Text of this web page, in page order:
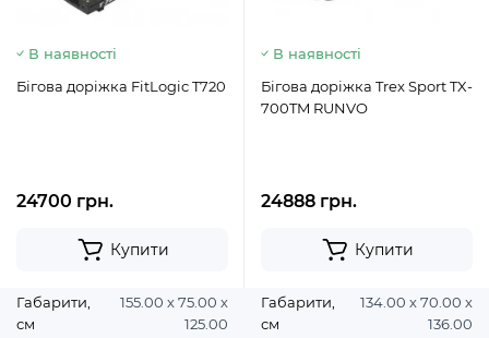
В наявності
Бігова доріжка FitLogic T720
24700 грн.
Купити
Габарити,
см
155.00 х 75.00 х
125.00
В наявності
Бігова доріжка Trex Sport TX-
700TM RUNVO
24888 грн.
Купити
Габарити,
см
134.00 х 70.00 х
136.00